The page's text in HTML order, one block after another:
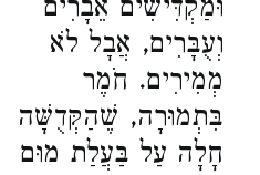
וּמַקְדִּישִׁים אֵבָרִים
וְעֻבָּרִים, אֲבָל לֹא
מְמִירִים. חֹמֶר
בִּתְמוּרָה, שֶׁהַקְּדֻשָּׁה
חָלָה עַל בַּעֲלַת מוּם